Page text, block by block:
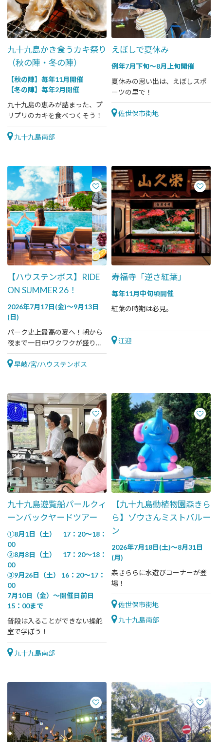
九十九島かき食うカキ祭り
（秋の陣・冬の陣）
【秋の陣】毎年11月開催
【冬の陣】毎年2月開催
九十九島の恵みが詰まった、プ
リプリのカキを食べつくそう！
九十九島南部
えぼしで夏休み
例年7月下旬～8月上旬開催
夏休みの思い出は、えぼしスポ
ーツの里で！
佐世保市街地
【ハウステンボス】RIDE
ON SUMMER 26！
2026年7月17日(金)～9月13日
(日)
パーク史上最高の夏へ！朝から
夜まで一日中ワクワクが盛りだ
くさん
早岐/宮/ハウステンボス
寿福寺「逆さ紅葉」
毎年11月中旬頃開催
紅葉の時期は必見。
江迎
九十九島遊覧船パールクィ
ーンバックヤードツアー
①8月1日（土） 17：20～18：
00
②8月8日（土） 17：20～18：
00
③9月26日（土） 16：20～17：
00
7月10日（金）～開催日前日
15：00まで
普段は入ることができない操舵
室で学ぼう！
九十九島南部
【九十九島動植物園森きら
ら】ゾウさんミストバルー
ン
2026年7月18日(土)～8月31日
(月)
森きららに水遊びコーナーが登
場！
佐世保市街地
九十九島南部